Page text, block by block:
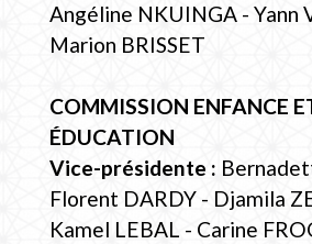
Angéline NKUINGA - Yann
Marion BRISSET
COMMISSION ENFANCE
ÉDUCATION
Vice-présidente :
Florent DARDY - Djamila
Kamel LEBAL - Carine